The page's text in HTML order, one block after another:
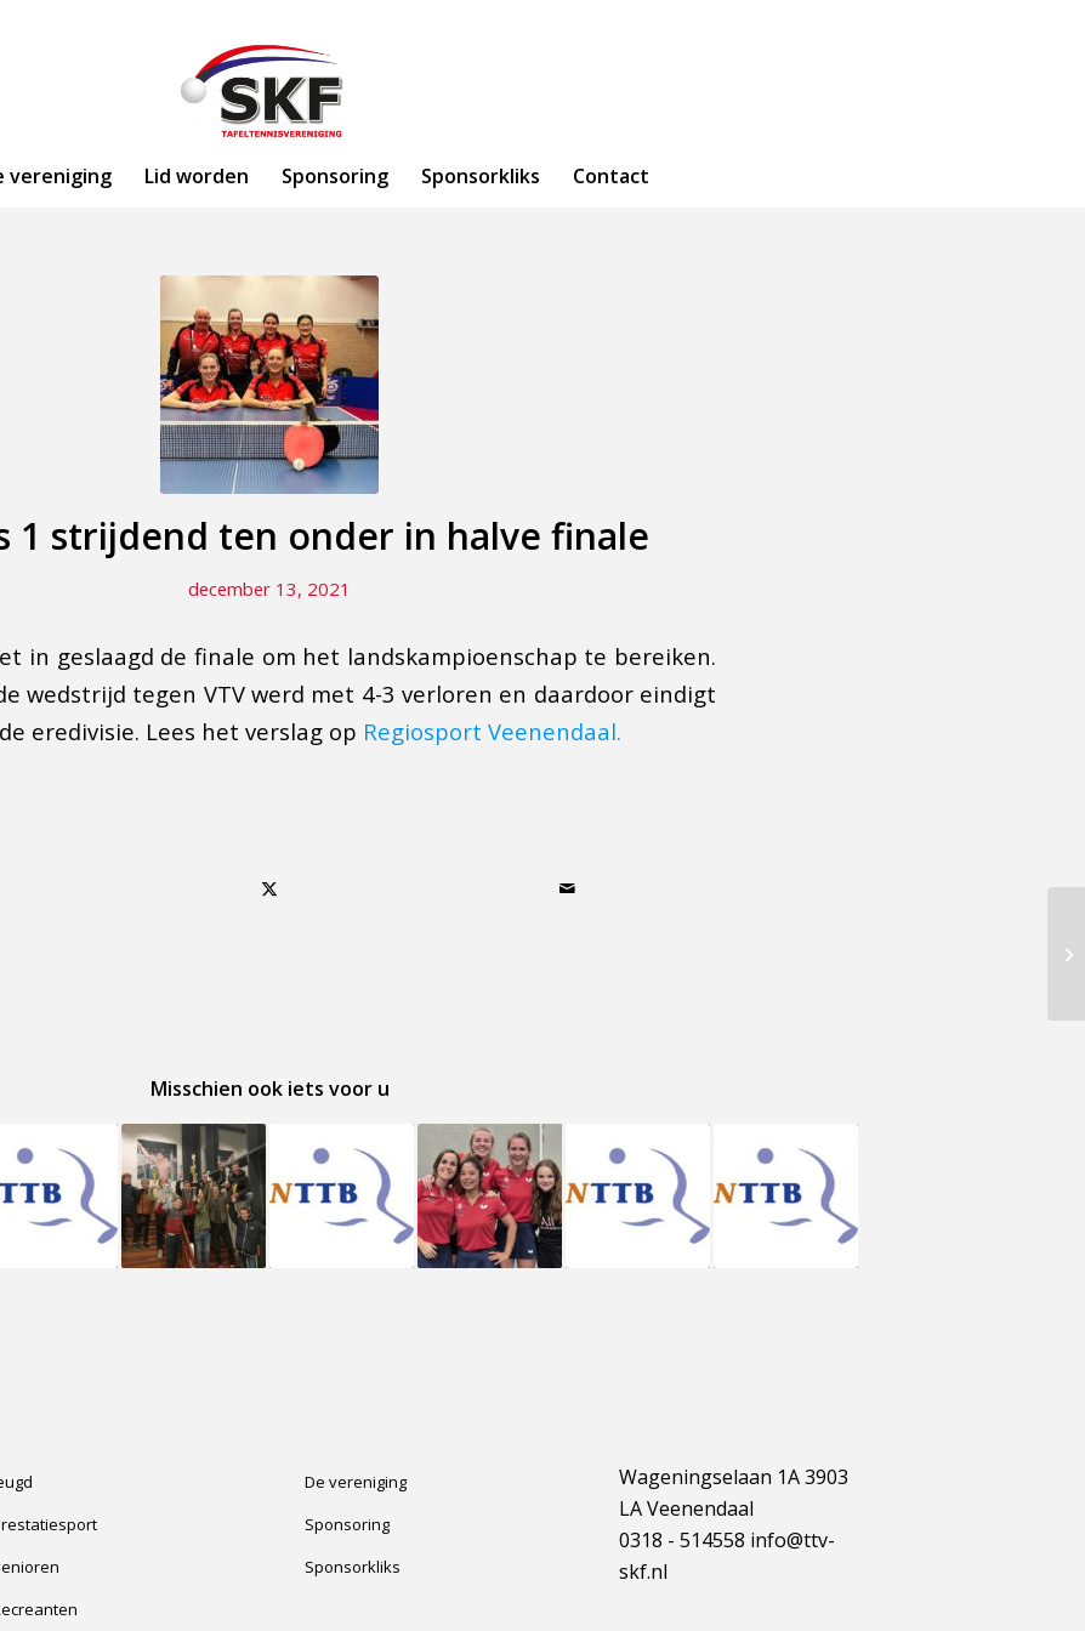
vereniging Lid worden Sponsoring Sponsorkliks Contact
1 strijdend ten onder in halve finale
december 13, 2021
in geslaagd de finale om het landskampioenschap te bereiken.
wedstrijd tegen VTV werd met 4-3 verloren en daardoor eindigt
eredivisie. Lees het verslag op Regiosport Veenendaal.
Misschien ook iets voor u
De vereniging
Sponsoring
Sponsorkliks
Wageningselaan 1A 3903
LA Veenendaal
0318 - 514558 info@ttv-
skf.nl